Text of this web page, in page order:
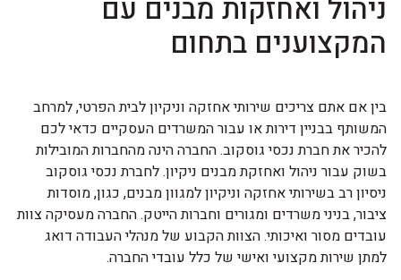
ניהול ואחזקות מבנים עם
המקצוענים בתחום
בין אם אתם צריכים שירותי אחזקה וניקיון לבית הפרטי, למרחב
המשותף בבניין דירות או עבור המשרדים העסקיים כדאי לכם
להכיר את חברת נכסי גוסקוב. החברה הינה מהחברות המובילות
בשוק עבור ניהול ואחזקת מבנים ניקיון. לחברת נכסי גוסקוב
ניסיון רב בשירותי אחזקה וניקיון למגוון מבנים, כגון, מוסדות
ציבור, בניני משרדים ומגורים וחברות הייטק. החברה מעסיקה צוות
עובדים מסור ואיכותי. הצוות הקבוע של מנהלי העבודה דואג
למתן שירות מקצועי ואישי של כלל עובדי החברה.